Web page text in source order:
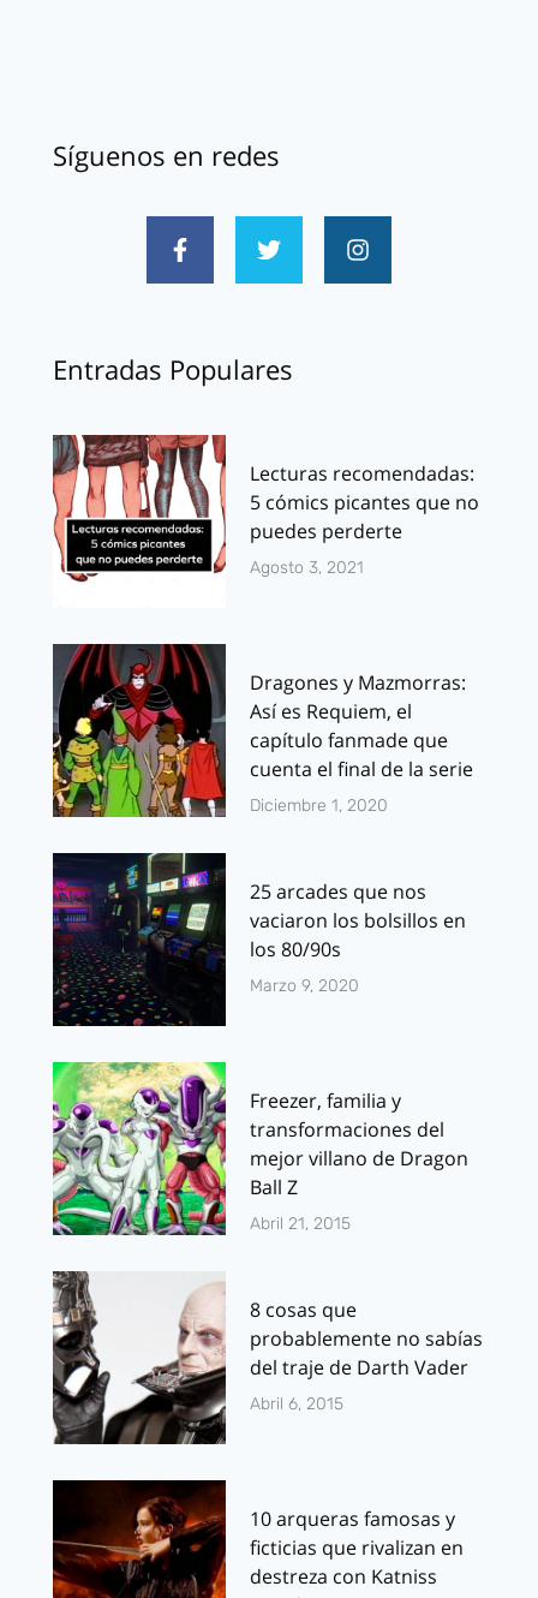
Síguenos en redes
Entradas Populares
Lecturas recomendadas:
5 cómics picantes que no
puedes perderte
Agosto 3, 2021
Dragones y Mazmorras:
Así es Requiem, el
capítulo fanmade que
cuenta el final de la serie
Diciembre 1, 2020
25 arcades que nos
vaciaron los bolsillos en
los 80/90s
Marzo 9, 2020
Freezer, familia y
transformaciones del
mejor villano de Dragon
Ball Z
Abril 21, 2015
8 cosas que
probablemente no sabías
del traje de Darth Vader
Abril 6, 2015
10 arqueras famosas y
ficticias que rivalizan en
destreza con Katniss